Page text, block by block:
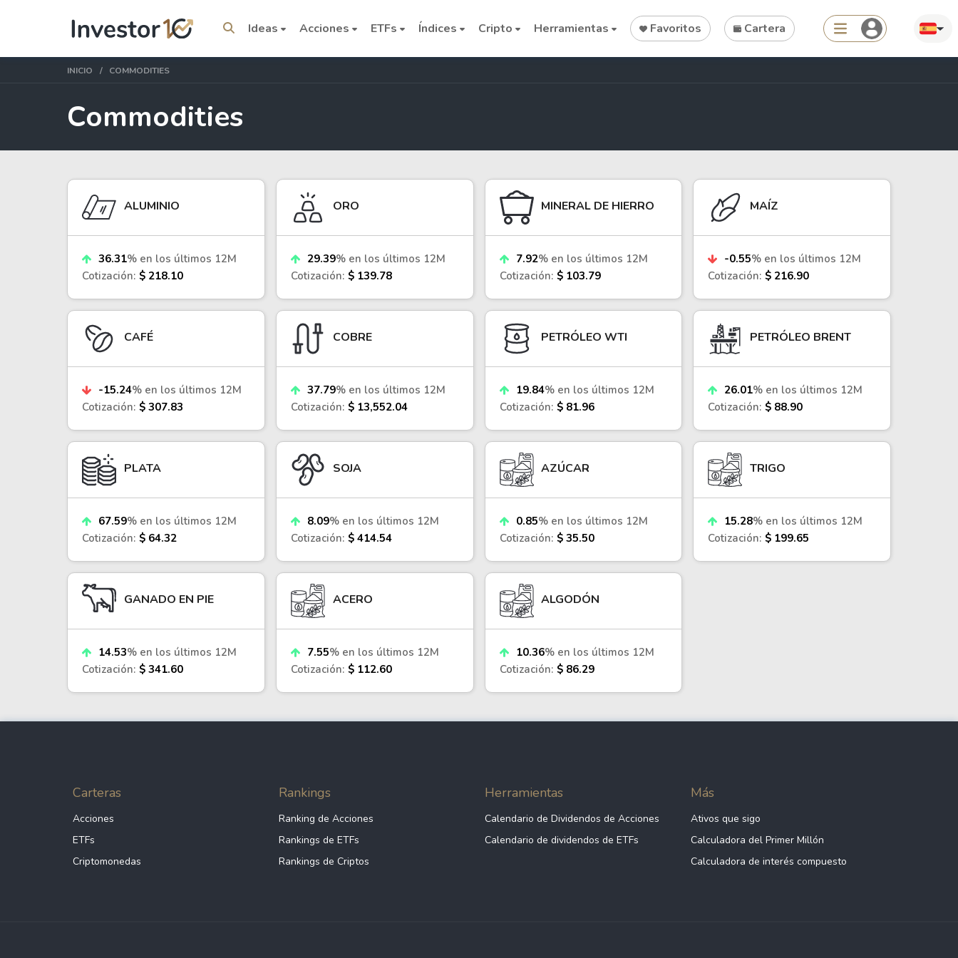
Ideas Acciones ETFs Índices Cripto Herramientas Favoritos Cartera
Temas del momento
Stocks
Tesla
Apple
Amazon
Google
Meta
Coca-Cola
See all
ETFs
VOO
IVV
SPY
VTI
QQQ
VEA
See all
Cryptocurrencies
Bitcoin
Ethereum
Binance Coin (BNB)
Dogecoin
Solana
Cardano
See all
Dividend Schedule
Stock Rankings
ETF Rankings
Crypto Rankings
INICIO COMMODITIES
Commodities
ALUMINIO
36.31% en los últimos 12M
Cotización: $ 218.10
ORO
29.39% en los últimos 12M
Cotización: $ 139.78
MINERAL DE HIERRO
7.92% en los últimos 12M
Cotización: $ 103.79
MAÍZ
-0.55% en los últimos 12M
Cotización: $ 216.90
CAFÉ
-15.24% en los últimos 12M
Cotización: $ 307.83
COBRE
37.79% en los últimos 12M
Cotización: $ 13,552.04
PETRÓLEO WTI
19.84% en los últimos 12M
Cotización: $ 81.96
PETRÓLEO BRENT
26.01% en los últimos 12M
Cotización: $ 88.90
PLATA
67.59% en los últimos 12M
Cotización: $ 64.32
SOJA
8.09% en los últimos 12M
Cotización: $ 414.54
AZÚCAR
0.85% en los últimos 12M
Cotización: $ 35.50
TRIGO
15.28% en los últimos 12M
Cotización: $ 199.65
GANADO EN PIE
14.53% en los últimos 12M
Cotización: $ 341.60
ACERO
7.55% en los últimos 12M
Cotización: $ 112.60
ALGODÓN
10.36% en los últimos 12M
Cotización: $ 86.29
Carteras
Acciones
ETFs
Criptomonedas
Rankings
Ranking de Acciones
Rankings de ETFs
Rankings de Criptos
Herramientas
Calendario de Dividendos de Acciones
Calendario de dividendos de ETFs
Más
Ativos que sigo
Calculadora del Primer Millón
Calculadora de interés compuesto